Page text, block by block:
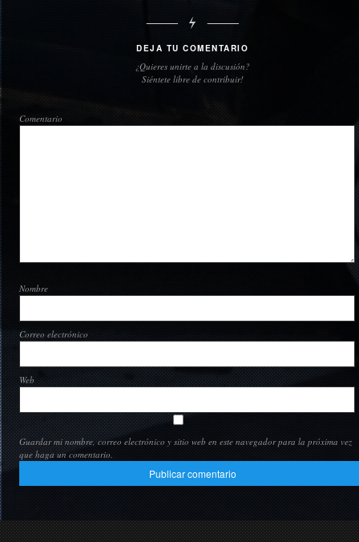
DEJA TU COMENTARIO
¿Quieres unirte a la discusión?
Siéntete libre de contribuir!
Comentario
Nombre
Correo electrónico
Web
Guardar mi nombre, correo electrónico y sitio web en este navegador para la próxima vez
que haga un comentario.